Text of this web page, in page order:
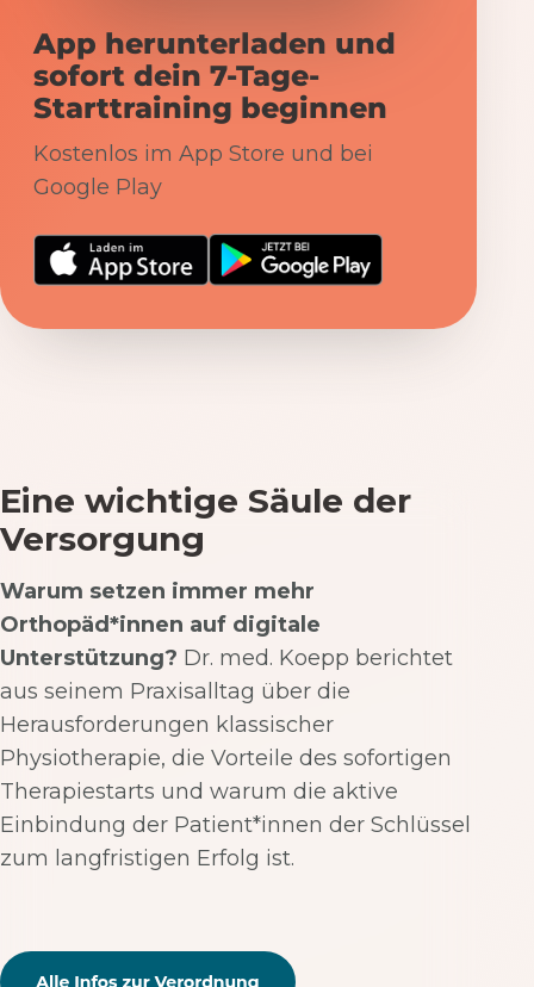
App herunterladen und
sofort dein 7-Tage-
Starttraining beginnen
Kostenlos im App Store und bei
Google Play
Eine wichtige Säule der
Versorgung
Warum setzen immer mehr
Orthopäd*innen auf digitale
Unterstützung? Dr. med. Koepp berichtet
aus seinem Praxisalltag über die
Herausforderungen klassischer
Physiotherapie, die Vorteile des sofortigen
Therapiestarts und warum die aktive
Einbindung der Patient*innen der Schlüssel
zum langfristigen Erfolg ist.